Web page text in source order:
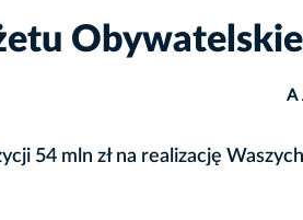
A
54 mln zł na realizację Waszych